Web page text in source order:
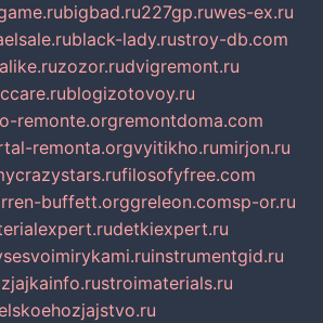
bigbad.ru227gp.ruwes-ex.ru
black-lady.rustroy-db.com
zozor.rudvigremont.ru
blogizotovoy.ru
o-remonte.orgremontdoma.com
remonta.orgvyitikho.rumirjon.ru
filosofyfree.com
buffett.orggreleon.comsp-or.ru
detkiexpert.ru
instrumentgid.ru
stroimaterials.ru